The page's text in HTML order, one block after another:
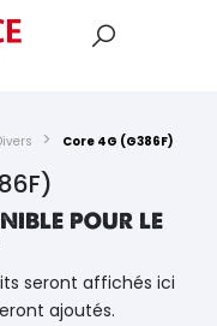
Core 4G (G386F)
pour le
seront affichés ici
ajoutés.